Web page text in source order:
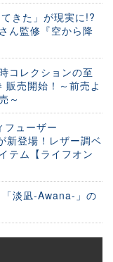
きた」が現実に!?
ん監修『空から降
コレクションの至
売開始！～前売よ
～
フューザー
新登場！レザー調ベ
テム【ライフオン
淡凪-Awana-」の